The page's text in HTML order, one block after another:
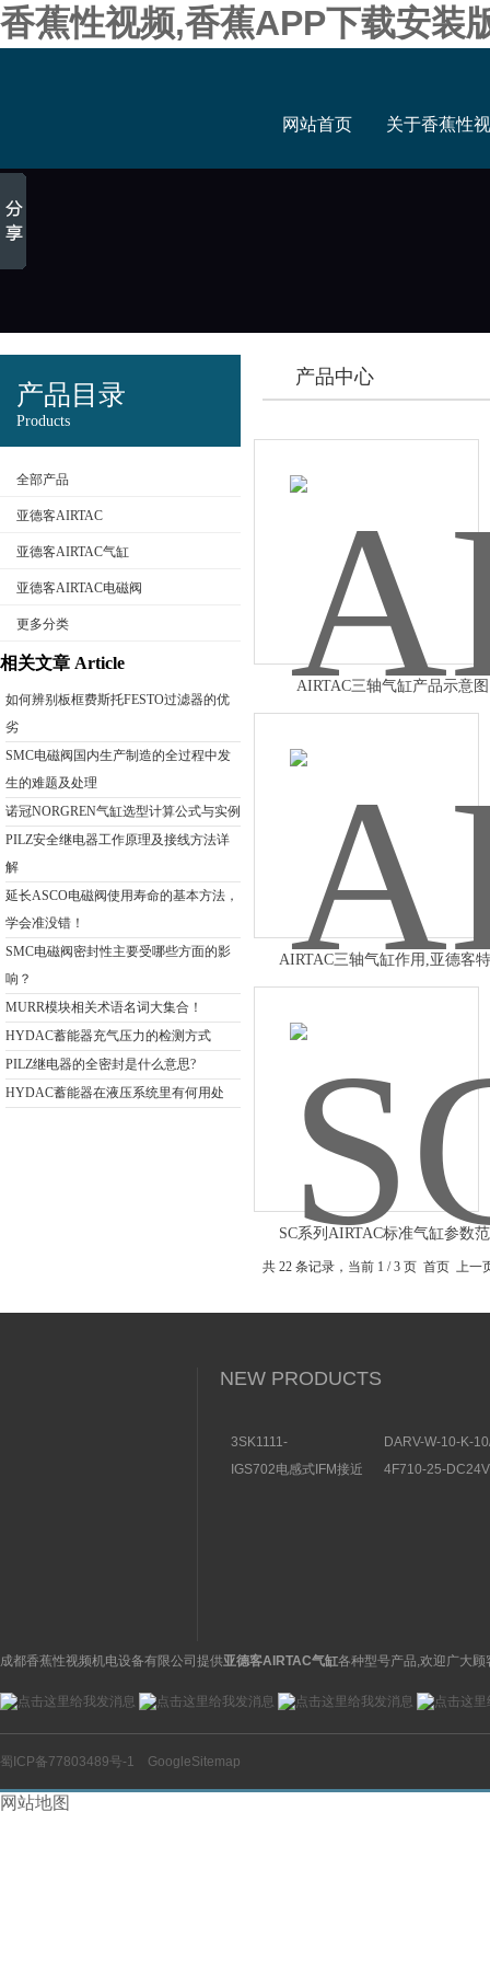
香蕉性视频,香蕉APP下载安装
网站首页 关于香蕉性
产品目录
Products
全部产品
亚德客AIRTAC
亚德客AIRTAC气缸
亚德客AIRTAC电磁阀
更多分类
相关文章 Article
如何辨别板框费斯托FESTO过滤器的优
劣
SMC电磁阀国内生产制造的全过程中发
生的难题及处理
诺冠NORGREN气缸选型计算公式与实例
PILZ安全继电器工作原理及接线方法详
解
延长ASCO电磁阀使用寿命的基本方法，
学会准没错！
SMC电磁阀密封性主要受哪些方面的影
响？
MURR模块相关术语名词大集合！
HYDAC蓄能器充气压力的检测方式
PILZ继电器的全密封是什么意思?
HYDAC蓄能器在液压系统里有何用处
产品中心
AIRTAC三轴气缸产品示意图
AIRTAC三轴气缸作用,亚德客
SC系列AIRTAC标准气缸参数
共 22 条记录，当前 1 / 3 页 首页 上
NEW PRODUCTS
3SK1111-
关特点及功能
DARV-W-10-K-
构分析
IGS702电感式IFM接近
4F710-25-
成都香蕉性视频机电设备有限公司提供亚德客AIRTAC气缸各种型号产品,欢迎广大顾
蜀ICP备77803489号-1 GoogleSitemap
网站地图